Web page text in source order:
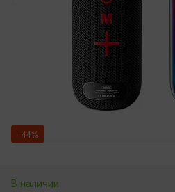
−44%
В наличии